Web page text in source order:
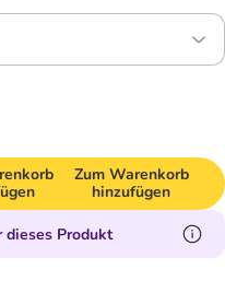
Zum Warenkorb
hinzufügen
dieses Produkt